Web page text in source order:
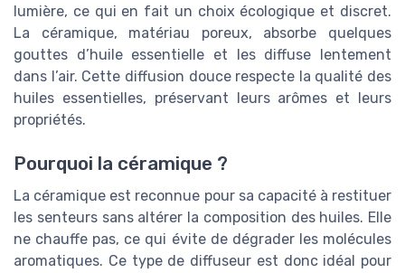
lumière, ce qui en fait un choix écologique et discret.
La céramique, matériau poreux, absorbe quelques
gouttes d’huile essentielle et les diffuse lentement
dans l’air. Cette diffusion douce respecte la qualité des
huiles essentielles, préservant leurs arômes et leurs
propriétés.
Pourquoi la céramique ?
La céramique est reconnue pour sa capacité à restituer
les senteurs sans altérer la composition des huiles. Elle
ne chauffe pas, ce qui évite de dégrader les molécules
aromatiques. Ce type de diffuseur est donc idéal pour